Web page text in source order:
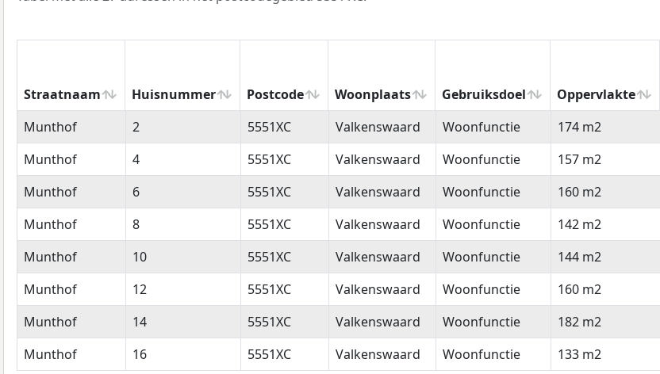
Straatnaam Huisnummer Postcode Woonplaats Gebruiksdoel Oppervlakte
Straatnaam
Huisnummer Postcode Woonplaats Gebruiksdoel Oppervlakte
Munthof 2 5551XC Valkenswaard Woonfunctie 174 m2
Munthof
4 5551XC Valkenswaard Woonfunctie 157 m2
Munthof
6 5551XC Valkenswaard Woonfunctie 160 m2
Munthof
8 5551XC Valkenswaard Woonfunctie 142 m2
Munthof
10 5551XC Valkenswaard Woonfunctie 144 m2
Munthof
12 5551XC Valkenswaard Woonfunctie 160 m2
Munthof
14 5551XC Valkenswaard Woonfunctie 182 m2
Munthof
16 5551XC Valkenswaard Woonfunctie 133 m2